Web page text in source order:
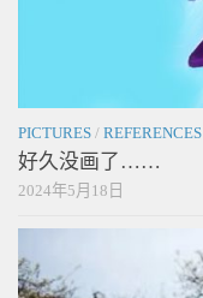
PICTURES / REFERENCES
好久没画了……
2024年5月18日